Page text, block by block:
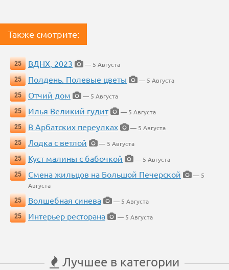
Также смотрите:
25 ВДНХ, 2023
— 5 Августа
25
Полдень. Полевые цветы
— 5 Августа
25
Отчий дом
— 5 Августа
25
Илья Великий гудит
— 5 Августа
25
В Арбатских переулках
— 5 Августа
25
Лодка с ветлой
— 5 Августа
25
Куст малины с бабочкой
— 5 Августа
25
Смена жильцов на Большой Печерской
— 5
Августа
25
Волшебная синева
— 5 Августа
25
Интерьер ресторана — 5 Августа
Лучшее в категории